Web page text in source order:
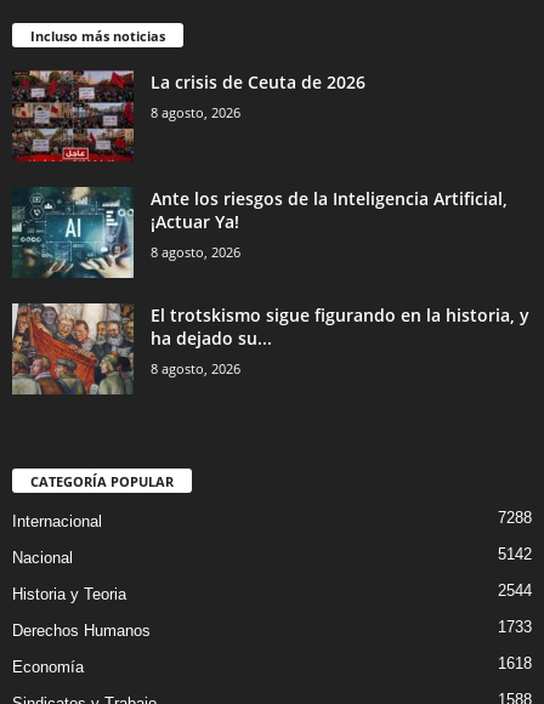
Incluso más noticias
La crisis de Ceuta de 2026
8 agosto, 2026
Ante los riesgos de la Inteligencia Artificial,
¡Actuar Ya!
8 agosto, 2026
El trotskismo sigue figurando en la historia, y
ha dejado su...
8 agosto, 2026
CATEGORÍA POPULAR
Internacional 7288
Nacional 5142
Historia y Teoria 2544
Derechos Humanos 1733
Economía 1618
1588